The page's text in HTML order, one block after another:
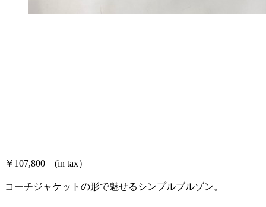
￥107,800 (in tax）
コーチジャケットの形で魅せるシンプルブルゾン。